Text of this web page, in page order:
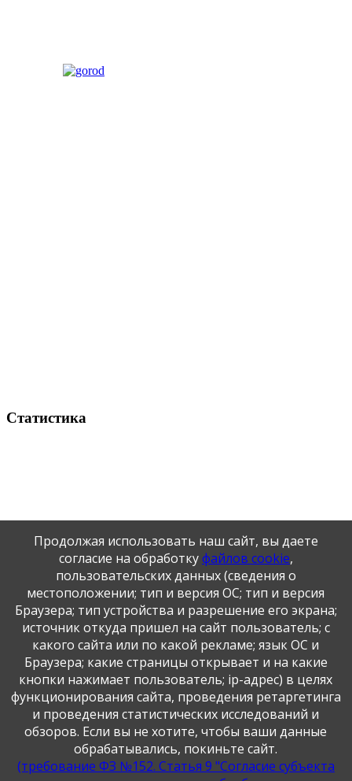
Статистика
Главная Календарь памятных дат
Календарь памятных дат
Календарь памятных дат
Публикация персональных данных, в том числе
фотографий, производится в соответствии с
Федеральным законом от 27.07.2006 г. № 152-ФЗ " О
персональных данных", с согласия субъекта персональных
данных".
Продолжая использовать наш сайт, вы даете
согласие на обработкуфайлов cookie,
пользовательских данных (сведения о
местоположении; тип и версия ОС; тип и версия
Браузера; тип устройства и разрешение его экрана;
источник откуда пришел на сайт пользователь; с
какого сайта или по какой рекламе; язык ОС и
Браузера; какие страницы открывает и на какие
кнопки нажимает пользователь; ip-адрес) в целях
функционирования сайта, проведения ретаргетинга
и проведения статистических исследований и
обзоров. Если вы не хотите, чтобы ваши данные
обрабатывались, покиньте сайт.
(требование ФЗ №152. Статья 9 "Согласие субъекта